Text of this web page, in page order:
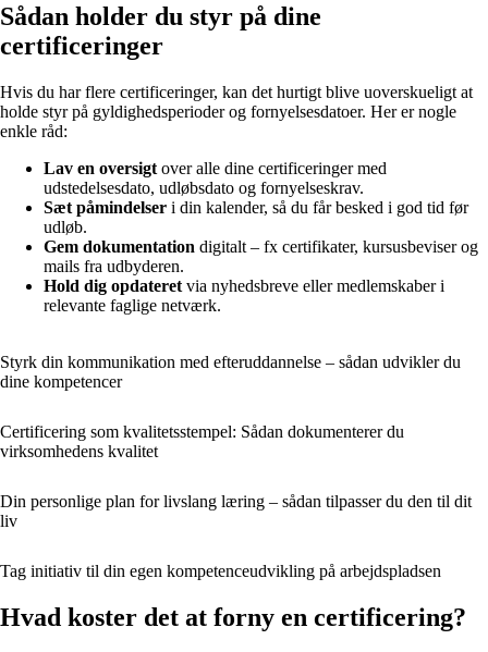
Sådan holder du styr på dine
certificeringer
Hvis du har flere certificeringer, kan det hurtigt blive uoverskueligt at
holde styr på gyldighedsperioder og fornyelsesdatoer. Her er nogle
enkle råd:
Lav en oversigt over alle dine certificeringer med
udstedelsesdato, udløbsdato og fornyelseskrav.
Sæt påmindelser i din kalender, så du får besked i god tid før
udløb.
Gem dokumentation digitalt – fx certifikater, kursusbeviser og
mails fra udbyderen.
Hold dig opdateret via nyhedsbreve eller medlemskaber i
relevante faglige netværk.
Styrk din kommunikation med efteruddannelse – sådan udvikler du
dine kompetencer
Certificering som kvalitetsstempel: Sådan dokumenterer du
virksomhedens kvalitet
Din personlige plan for livslang læring – sådan tilpasser du den til dit
liv
Tag initiativ til din egen kompetenceudvikling på arbejdspladsen
Hvad koster det at forny en certificering?